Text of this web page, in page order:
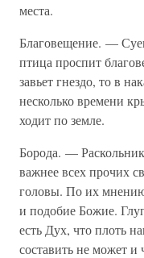
места.
Благовещение. —
птица проспит
завьет гнездо, то в
несколько времени
ходит по земле.
Борода. —
важнее всех прочих
головы. По их
и подобие Божие.
есть Дух, что плоть
составить не может и